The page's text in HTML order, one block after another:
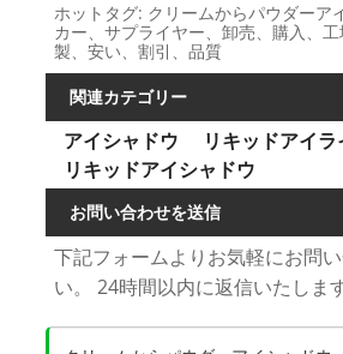
ホットタグ: クリームからパウダーア
カー、サプライヤー、卸売、購入、
製、安い、割引、品質
関連カテゴリー
アイシャドウ
リキッドアイ
リキッドアイシャドウ
お問い合わせを送信
下記フォームよりお気軽にお問
い。 24時間以内に返信いたします